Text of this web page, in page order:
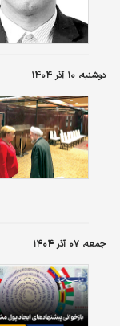
دوشنبه، ۱۰ آذر ۱۴۰۴
جمعه، ۰۷ آذر ۱۴۰۴